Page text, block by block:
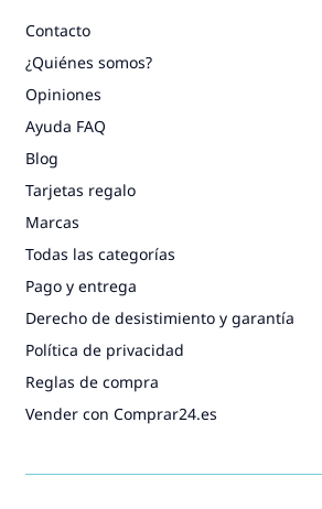
Contacto
¿Quiénes somos?
Opiniones
Ayuda FAQ
Blog
Tarjetas regalo
Marcas
Todas las categorías
Pago y entrega
Derecho de desistimiento y garantía
Política de privacidad
Reglas de compra
Vender con Comprar24.es